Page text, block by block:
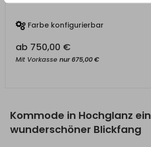
Farbe konfigurierbar
ab 750,00 €
Mit Vorkasse nur675,00€
Kommode in Hochglanz ein
wunderschöner Blickfang